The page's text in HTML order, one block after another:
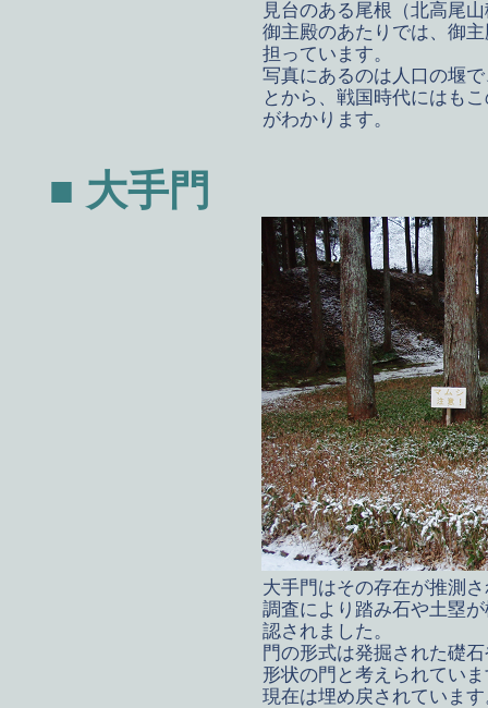
見台のある尾根（北高尾
御主殿のあたりでは、御
担っています。
写真にあるのは人口の堰
とから、戦国時代にはも
がわかります。
■ 大手門
大手門はその存在が推測
調査により踏み石や土塁
認されました。
門の形式は発掘された礎
形状の門と考えられてい
現在は埋め戻されていま